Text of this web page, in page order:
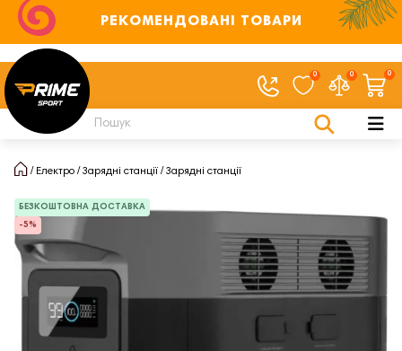
РЕКОМЕНДОВАНІ ТОВАРИ
0 0 0
Електро Зарядні станції Зарядні станції
БЕЗКОШТОВНА ДОСТАВКА
-5%